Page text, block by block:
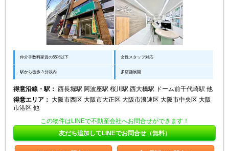
仲介手数料家賃の55%以下 女性スタッフ対応
駅から徒歩３分以内 多店舗展開
得意沿線・駅： 西長堀駅 阿波座駅 桜川駅 西大橋駅 ドーム前千代崎駅 他
得意エリア： 大阪市西区 大阪市大正区 大阪市浪速区 大阪市中央区 大阪
市港区 他
この物件はLINEで不動産会社へお問合せができます！
友だち追加してLINEでお問合せ（無料）